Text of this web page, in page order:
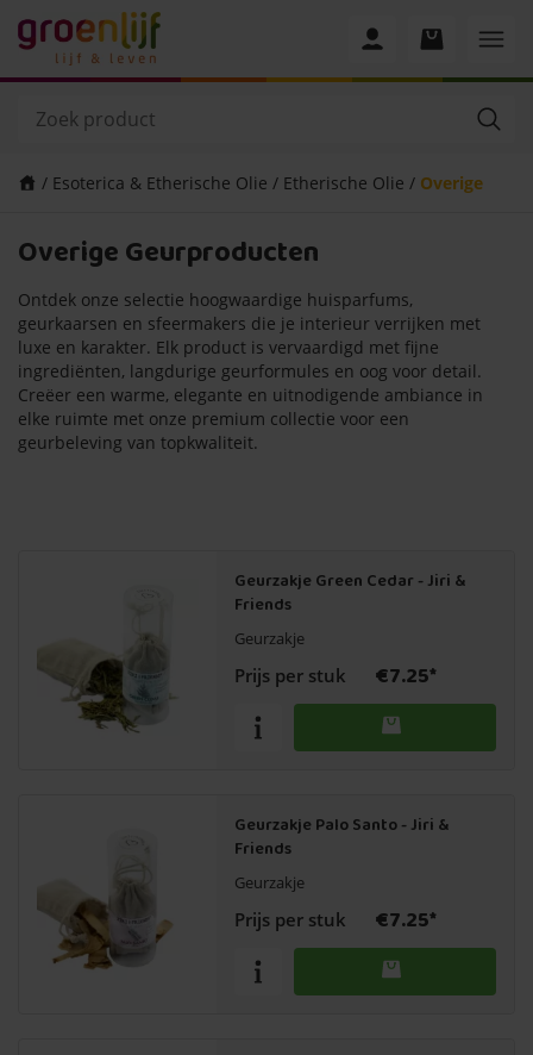
/ Esoterica & Etherische Olie / Etherische Olie / Overige
Geurproducten
Overige Geurproducten
Ontdek onze selectie hoogwaardige huisparfums,
geurkaarsen en sfeermakers die je interieur verrijken met
luxe en karakter. Elk product is vervaardigd met fijne
ingrediënten, langdurige geurformules en oog voor detail.
Creëer een warme, elegante en uitnodigende ambiance in
elke ruimte met onze premium collectie voor een
geurbeleving van topkwaliteit.
Geurzakje Green Cedar - Jiri &
Friends
Geurzakje
Prijs per stuk €7.25*
Geurzakje Palo Santo - Jiri &
Friends
Geurzakje
Prijs per stuk €7.25*